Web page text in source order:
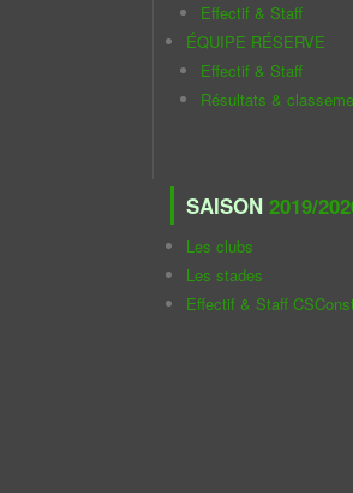
Effectif & Staff
ÉQUIPE RÉSERVE
Effectif & Staff
Résultats &
SAISON 2019/
Les clubs
Les stades
Effectif & Staff